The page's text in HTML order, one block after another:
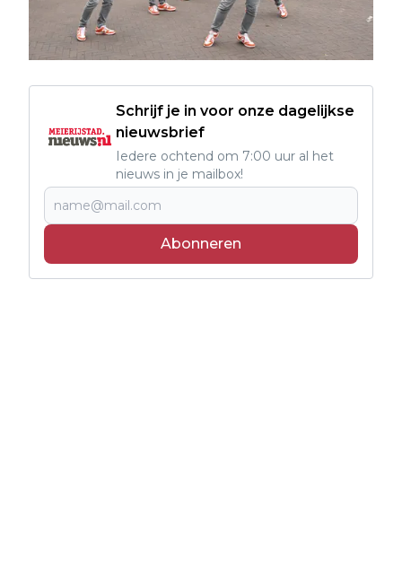
Schrijf je in voor onze dagelijkse
nieuwsbrief
Iedere ochtend om 7:00 uur al het
nieuws in je mailbox!
Abonneren